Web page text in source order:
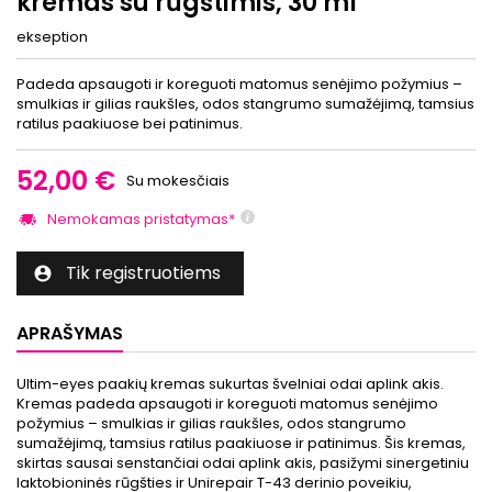
ekseption
Padeda apsaugoti ir koreguoti matomus senėjimo požymius –
smulkias ir gilias raukšles, odos stangrumo sumažėjimą, tamsius
ratilus paakiuose bei patinimus.
52,00 € Su mokesčiais
Nemokamas pristatymas*
 Tik registruotiems
APRAŠYMAS
Ultim-eyes paakių kremas sukurtas švelniai odai aplink akis.
Kremas padeda apsaugoti ir koreguoti matomus senėjimo
požymius – smulkias ir gilias raukšles, odos stangrumo
sumažėjimą, tamsius ratilus paakiuose ir patinimus. Šis kremas,
skirtas sausai senstančiai odai aplink akis, pasižymi sinergetiniu
laktobioninės rūgšties ir Unirepair T-43 derinio poveikiu,